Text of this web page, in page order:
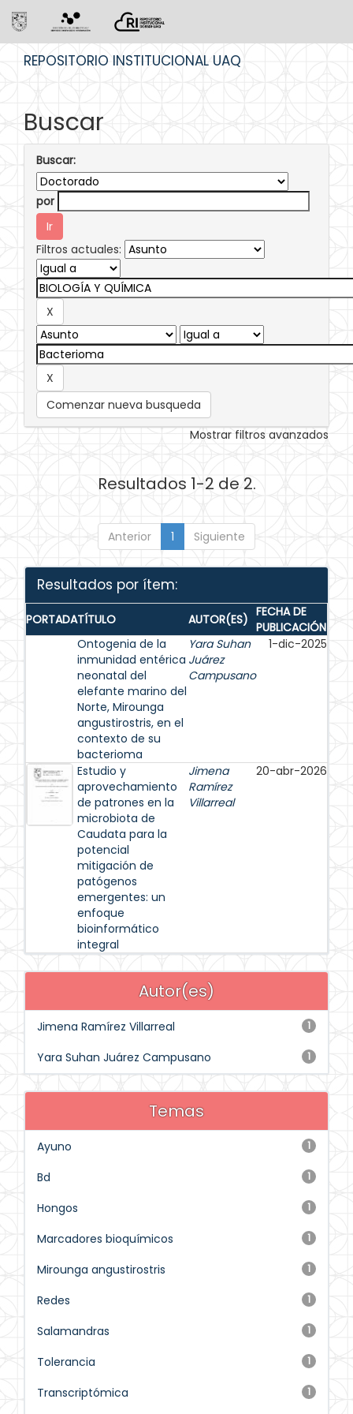
REPOSITORIO INSTITUCIONAL UAQ
Buscar
Buscar:
por
Filtros actuales:
Comenzar nueva busqueda
Mostrar filtros avanzados
Resultados 1-2 de 2.
Anterior 1 Siguiente
Resultados por ítem:
PORTADATÍTULO AUTOR(ES) FECHA DE
PUBLICACIÓN
Ontogenia de la
inmunidad entérica
neonatal del
elefante marino del
Norte, Mirounga
angustirostris, en el
contexto de su
bacterioma
Yara Suhan
Juárez
Campusano
1-dic-2025
Estudio y
aprovechamiento
de patrones en la
microbiota de
Caudata para la
potencial
mitigación de
patógenos
emergentes: un
enfoque
bioinformático
integral
Jimena
Ramírez
Villarreal
20-abr-2026
Autor(es)
1
Jimena Ramírez Villarreal
1
Yara Suhan Juárez Campusano
Temas
1
Ayuno
1
Bd
1
Hongos
1
Marcadores bioquímicos
1
Mirounga angustirostris
1
Redes
1
Salamandras
1
Tolerancia
1
Transcriptómica